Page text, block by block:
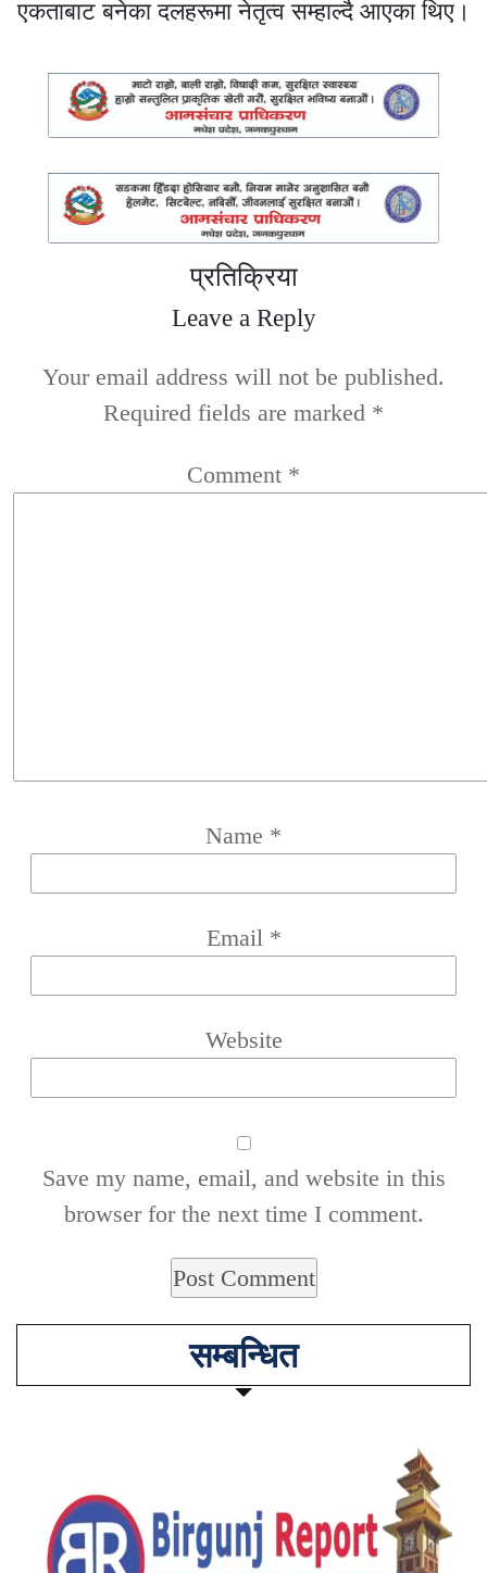
एकताबाट बनेका दलहरूमा नेतृत्व सम्हाल्दै आएका थिए।
प्रतिक्रिया
Leave a Reply
Your email address will not be published.
Required fields are marked *
Comment *
Name *
Email *
Website
Save my name, email, and website in this
browser for the next time I comment.
सम्बन्धित